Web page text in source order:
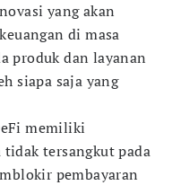
yang akan
di masa
produk dan layanan
siapa saja yang
memiliki
tersangkut pada
pembayaran